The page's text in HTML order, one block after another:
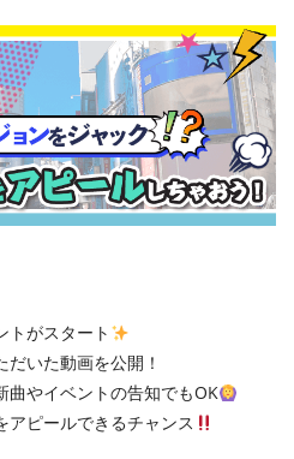
トがスタート
いた動画を公開！
曲やイベントの告知でもOK
アピールできるチャンス